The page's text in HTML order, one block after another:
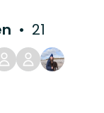
21